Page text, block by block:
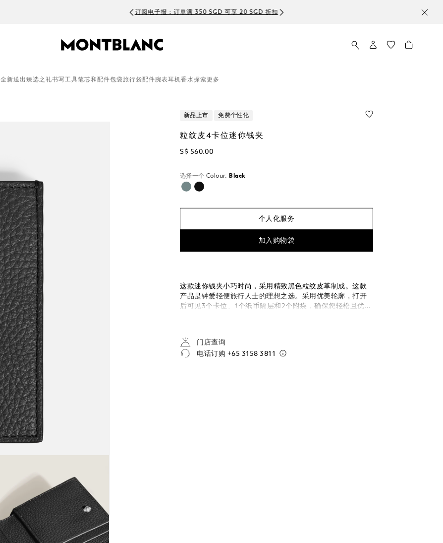
订阅电子报：订单满 350 SGD 可享 20 SGD 折扣
全新送出臻选之礼书写工具笔芯和配件包袋旅行袋配件 腕表耳机香水探索更多
新品上市 免费个性化
粒纹皮4卡位迷你钱夹
S$ 560.00
选择一个 Colour: Black
已选择
个人化服务
加入购物袋
这款迷你钱夹小巧时尚，采用精致黑色粒纹皮革制成。这款
产品是钟爱轻便旅行人士的理想之选。采用优美轮廓，打开
后可见3个卡位、1个纸币隔层和2个附袋，确保您轻松且优雅
门店查询
电话订购 +65 3158 3811